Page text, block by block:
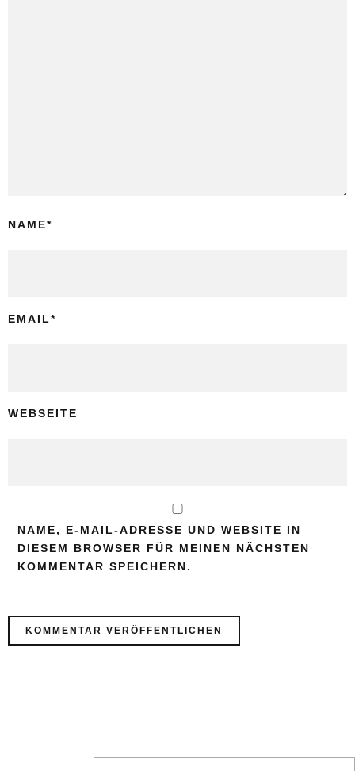
NAME*
EMAIL*
WEBSEITE
NAME, E-MAIL-ADRESSE UND WEBSITE IN
DIESEM BROWSER FÜR MEINEN NÄCHSTEN
KOMMENTAR SPEICHERN.